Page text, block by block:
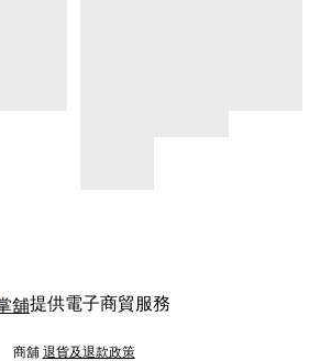
提供電子商貿服務
商舖 退貨及退款政策